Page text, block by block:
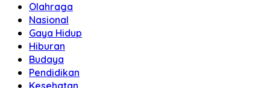
Olahraga
Nasional
Gaya Hidup
Hiburan
Budaya
Pendidikan
Kesehatan